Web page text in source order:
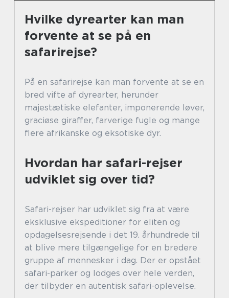
Hvilke dyrearter kan man
forvente at se på en
safarirejse?
På en safarirejse kan man forvente at se en
bred vifte af dyrearter, herunder
majestætiske elefanter, imponerende løver,
graciøse giraffer, farverige fugle og mange
flere afrikanske og eksotiske dyr.
Hvordan har safari-rejser
udviklet sig over tid?
Safari-rejser har udviklet sig fra at være
eksklusive ekspeditioner for eliten og
opdagelsesrejsende i det 19. århundrede til
at blive mere tilgængelige for en bredere
gruppe af mennesker i dag. Der er opstået
safari-parker og lodges over hele verden,
der tilbyder en autentisk safari-oplevelse.